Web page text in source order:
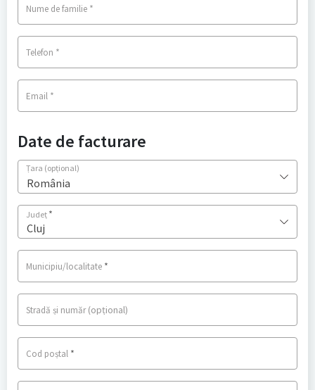
Nume de familie *
Telefon *
Email *
Date de facturare
Țara (opțional)
România
Județ *
Cluj
Municipiu/localitate *
Stradă și număr(opțional)
Cod poștal *